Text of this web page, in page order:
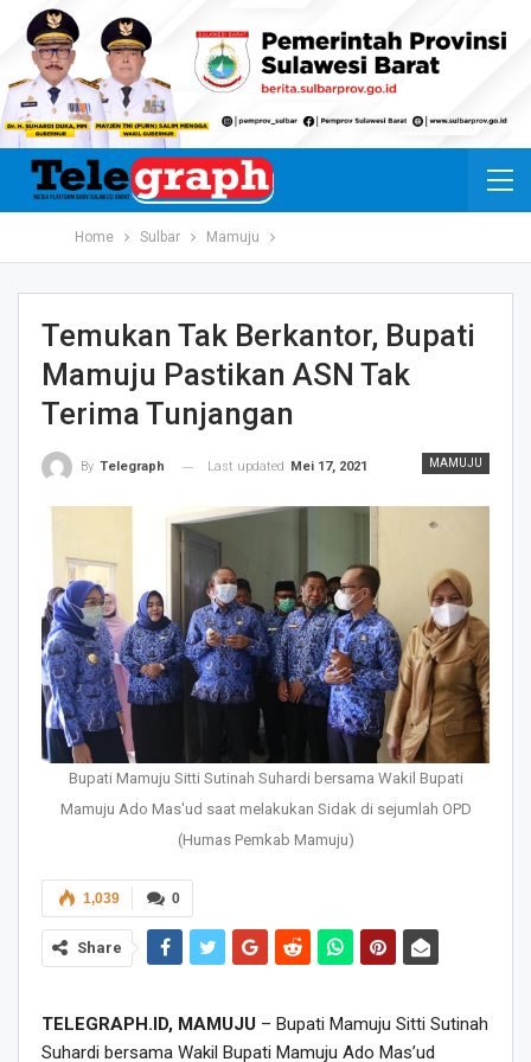
Home Sulbar Mamuju
Temukan Tak Berkantor, Bupati
Mamuju Pastikan ASN Tak
Terima Tunjangan
MAMUJU
By Telegraph Last updated Mei 17, 2021
Bupati Mamuju Sitti Sutinah Suhardi bersama Wakil Bupati
Mamuju Ado Mas'ud saat melakukan Sidak di sejumlah OPD
(Humas Pemkab Mamuju)
0
1,039
Share
TELEGRAPH.ID, MAMUJU – Bupati Mamuju Sitti Sutinah
Suhardi bersama Wakil Bupati Mamuju Ado Mas’ud